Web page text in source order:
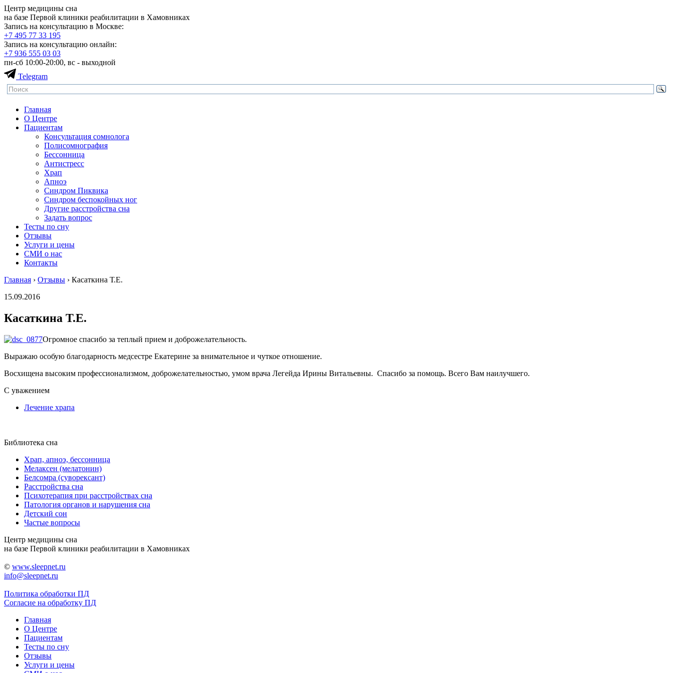
Центр медицины сна
на базе Первой клиники реабилитации в Хамовниках
Запись на консультацию в Москве:
+7 495 77 33 195
Запись на консультацию онлайн:
+7 936 555 03 03
пн-сб 10:00-20:00, вс - выходной
Telegram
Главная
О Центре
Пациентам
Консультация сомнолога
Полисомнография
Бессонница
Антистресс
Храп
Апноэ
Синдром Пиквика
Синдром беспокойных ног
Другие расстройства сна
Задать вопрос
Тесты по сну
Отзывы
Услуги и цены
СМИ о нас
Контакты
Главная › Отзывы › Касаткина Т.Е.
15.09.2016
Касаткина Т.Е.
Огромное спасибо за теплый прием и доброжелательность.
Выражаю особую благодарность медсестре Екатерине за внимательное и чуткое отношение.
Восхищена высоким профессионализмом, доброжелательностью, умом врача Легейда Ирины Витальевны. Спасибо за помощь. Всего Вам наилучшего.
С уважением
Лечение храпа
Библиотека сна
Храп, апноэ, бессонница
Мелаксен (мелатонин)
Белсомра (суворексант)
Расстройства сна
Психотерапия при расстройствах сна
Патология органов и нарушения сна
Детский сон
Частые вопросы
Центр медицины сна
на базе Первой клиники реабилитации в Хамовниках
© www.sleepnet.ru
info@sleepnet.ru
Политика обработки ПД
Согласие на обработку ПД
Главная
О Центре
Пациентам
Тесты по сну
Отзывы
Услуги и цены